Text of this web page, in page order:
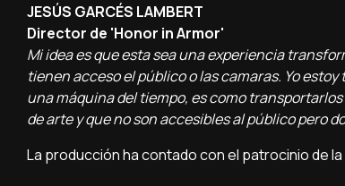
JESÚS GARCÉS LAMBERT
Director de 'Honor in Armor'
Mi idea es que esta sea una experiencia
tienen acceso el público o las camaras. Yo
una máquina del tiempo, es como
de arte y que no son accesibles al público pero
La producción ha contado con el patrocinio de